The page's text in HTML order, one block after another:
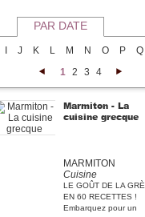
PAR DATE
J K L M N O P Q
1 2 3 4
Marmiton - La
cuisine grecque
MARMITON
Cuisine
LE GOÛT DE LA
EN 60 RECETTES !
Embarquez pour un